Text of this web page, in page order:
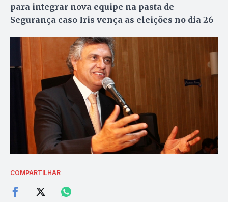
para integrar nova equipe na pasta de
Segurança caso Iris vença as eleições no dia 26
COMPARTILHAR